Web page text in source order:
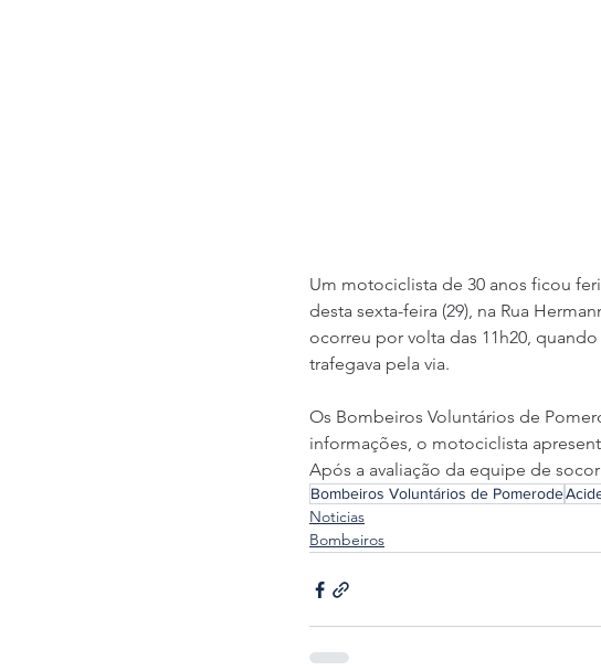
Um motociclista de 30 anos ficou
desta sexta-feira (29), na Rua
ocorreu por volta das 11h20,
trafegava pela via.
Os Bombeiros Voluntários de
informações, o motociclista
Após a avaliação da equipe de
Bombeiros Voluntários de Pomerode
Noticias
Bombeiros